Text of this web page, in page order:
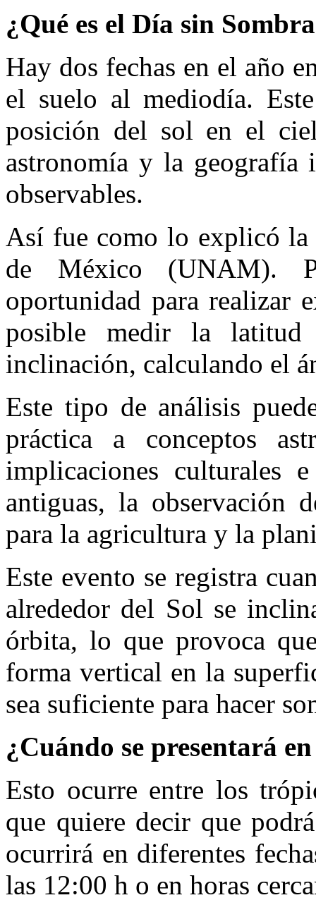
¿Qué es el Día sin
Hay dos fechas en el año
el suelo al mediodía.
posición del sol en el
astronomía y la geografía
observables.
Así fue como lo explicó la
de México (UNAM).
oportunidad para realizar
posible medir la latitud
inclinación, calculando el
Este tipo de análisis
práctica a conceptos
implicaciones culturales
antiguas, la observación
para la agricultura y la
Este evento se registra
alrededor del Sol se
órbita, lo que provoca
forma vertical en la
sea suficiente para hacer
¿Cuándo se presentará
Esto ocurre entre los
que quiere decir que
ocurrirá en diferentes
las 12:00 h o en horas